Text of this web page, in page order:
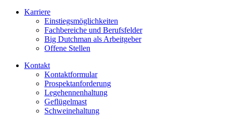
Karriere
Einstiegsmöglichkeiten
Fachbereiche und Berufsfelder
Big Dutchman als Arbeitgeber
Offene Stellen
Kontakt
Kontaktformular
Prospektanforderung
Legehennenhaltung
Geflügelmast
Schweinehaltung